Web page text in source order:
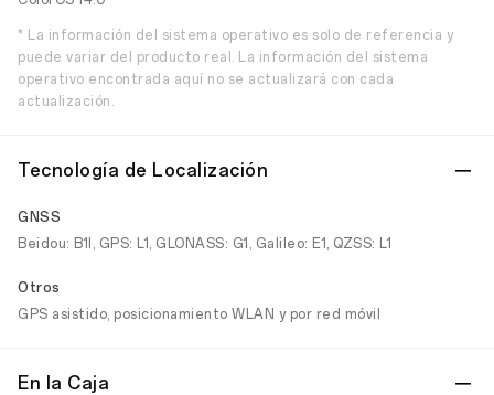
* La información del sistema operativo es solo de referencia y
puede variar del producto real. La información del sistema
operativo encontrada aquí no se actualizará con cada
actualización.
Tecnología de Localización
GNSS
Beidou: B1I, GPS: L1, GLONASS: G1, Galileo: E1, QZSS: L1
Otros
GPS asistido, posicionamiento WLAN y por red móvil
En la Caja